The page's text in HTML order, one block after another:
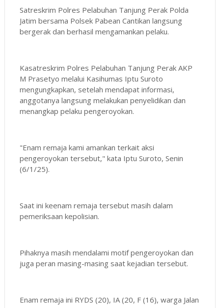
Satreskrim Polres Pelabuhan Tanjung Perak Polda
Jatim bersama Polsek Pabean Cantikan langsung
bergerak dan berhasil mengamankan pelaku.
Kasatreskrim Polres Pelabuhan Tanjung Perak AKP
M Prasetyo melalui Kasihumas Iptu Suroto
mengungkapkan, setelah mendapat informasi,
anggotanya langsung melakukan penyelidikan dan
menangkap pelaku pengeroyokan.
"Enam remaja kami amankan terkait aksi
pengeroyokan tersebut," kata Iptu Suroto, Senin
(6/1/25).
Saat ini keenam remaja tersebut masih dalam
pemeriksaan kepolisian.
Pihaknya masih mendalami motif pengeroyokan dan
juga peran masing-masing saat kejadian tersebut.
Enam remaja ini RYDS (20), IA (20, F (16), warga Jalan